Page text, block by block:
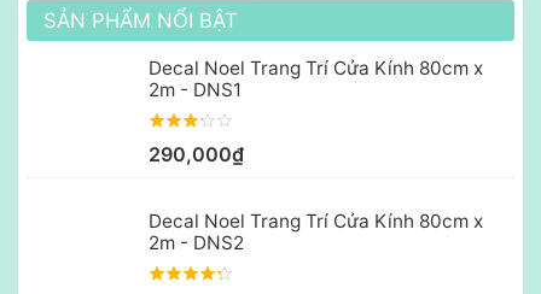
SẢN PHẨM NỔI BẬT
Decal Noel Trang Trí Cửa Kính 80cm x
2m - DNS1
290,000₫
Decal Noel Trang Trí Cửa Kính 80cm x
2m - DNS2